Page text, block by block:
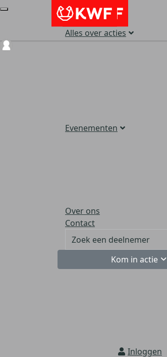
Alles over acties
Evenementen
Over ons
Contact
Kom in actie
Inloggen